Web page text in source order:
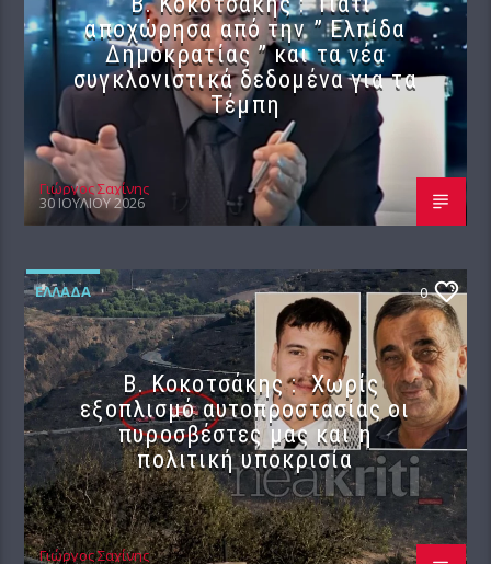
αποχώρησα από την ” Ελπίδα
Δημοκρατίας ” και τα νέα
συγκλονιστικά δεδομένα για τα
Τέμπη
Γιώργος Σαχίνης
30 ΙΟΥΛΊΟΥ 2026
ΕΛΛΆΔΑ 0
Β. Κοκοτσάκης : Χωρίς
εξοπλισμό αυτοπροστασίας οι
πυροσβέστες μας και η
πολιτική υποκρισία
Γιώργος Σαχίνης